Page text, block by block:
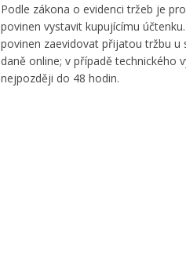
Podle zákona o evidenci tržeb je
povinen vystavit kupujícímu
povinen zaevidovat přijatou tržbu u
daně online; v případě technického
nejpozději do 48 hodin.